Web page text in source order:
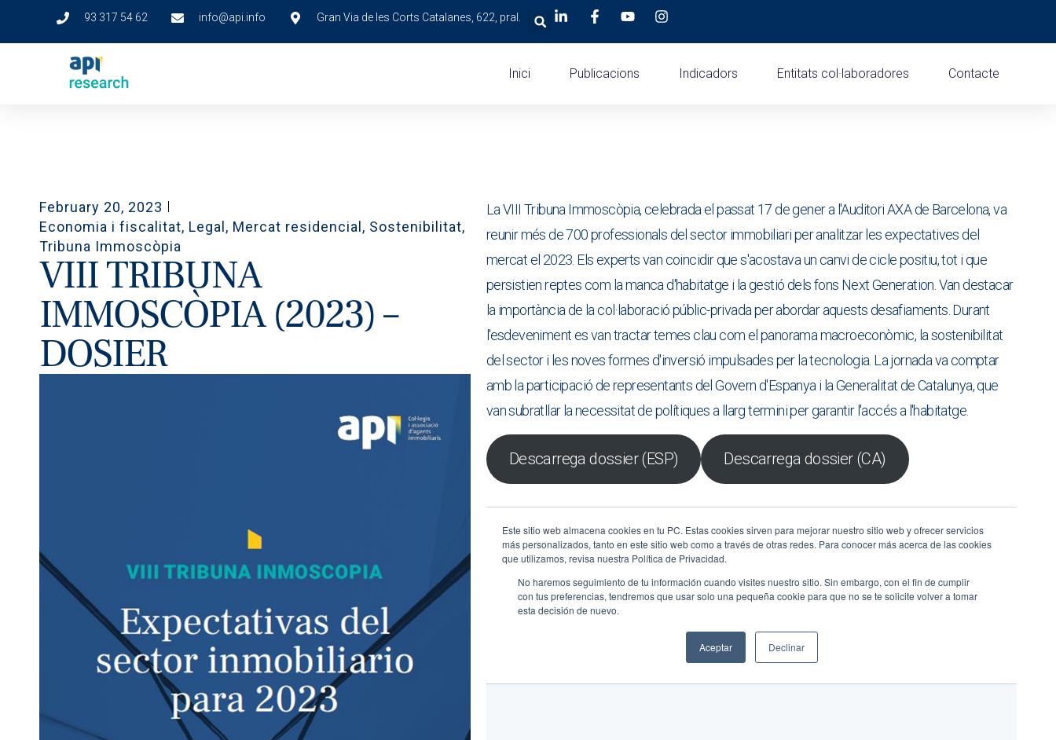
93 317 54 62 info@api.info Gran Via de les Corts Catalanes, 622, pral.
Inici Publicacions Indicadors Entitats col·laboradores Contacte
February 20, 2023
Economia i fiscalitat, Legal, Mercat residencial, Sostenibilitat,
Tribuna Immoscòpia
VIII TRIBUNA
IMMOSCÒPIA (2023) –
DOSIER
La VIII Tribuna Immoscòpia, celebrada el passat 17 de gener a l'Auditori AXA de Barcelona, va
reunir més de 700 professionals del sector immobiliari per analitzar les expectatives del
mercat el 2023. Els experts van coincidir que s'acostava un canvi de cicle positiu, tot i que
persistien reptes com la manca d'habitatge i la gestió dels fons Next Generation. Van destacar
la importància de la col·laboració públic-privada per abordar aquests desafiaments. Durant
l'esdeveniment es van tractar temes clau com el panorama macroeconòmic, la sostenibilitat
del sector i les noves formes d'inversió impulsades per la tecnologia. La jornada va comptar
amb la participació de representants del Govern d'Espanya i la Generalitat de Catalunya, que
van subratllar la necessitat de polítiques a llarg termini per garantir l'accés a l'habitatge.
Descarrega dossier (ESP) Descarrega dossier (CA)